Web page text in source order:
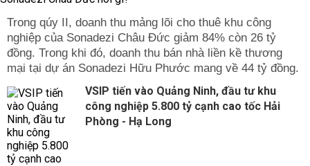
Trong qúy II, doanh thu mảng lõi cho thuê khu công
nghiệp của Sonadezi Châu Đức giảm 84% còn 26 tỷ
đồng. Trong khi đó, doanh thu bán nhà liền kề thương
mại tại dự án Sonadezi Hữu Phước mang về 44 tỷ đồng.
VSIP tiến vào Quảng Ninh, đầu tư khu
công nghiệp 5.800 tỷ cạnh cao tốc Hải
Phòng - Hạ Long